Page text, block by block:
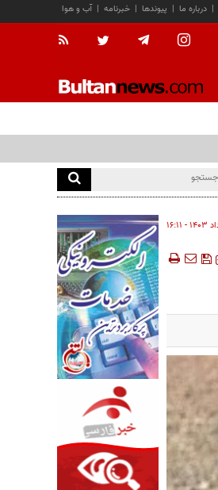
آب و هوا | خبرنامه | پیوندها | درباره ما |